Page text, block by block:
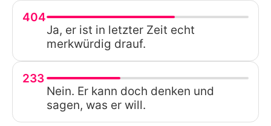
404
Ja, er ist in letzter Zeit echt
merkwürdig drauf.
233
Nein. Er kann doch denken und
sagen, was er will.